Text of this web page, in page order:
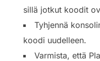
sillä jotkut koodit
Tyhjennä
koodi uudelleen.
Varmista, että